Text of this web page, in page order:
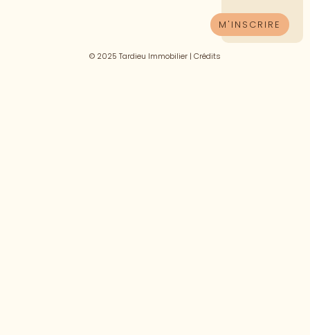
© 2025 Tardieu Immobilier | Crédits